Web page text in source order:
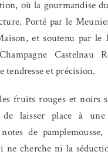
où la gourmandise
Porté par le
et soutenu par
Castelnau
tendresse et précision.
fruits rouges et noirs
de laisser place à
de
ne cherche ni la